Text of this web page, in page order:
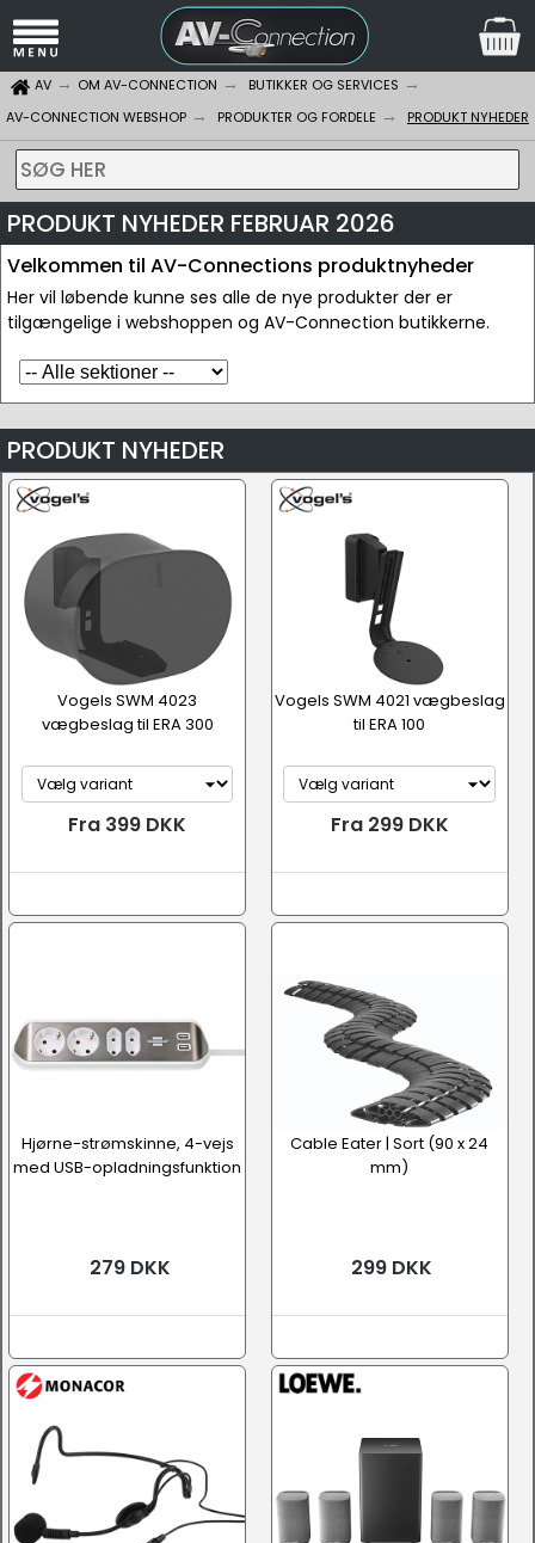
AV OM AV-CONNECTION
BUTIKKER OG SERVICES
AV-CONNECTION WEBSHOP
PRODUKTER OG FORDELE PRODUKT NYHEDER
SØG HER
PRODUKT NYHEDER FEBRUAR 2026
Velkommen til AV-Connections produktnyheder
Her vil løbende kunne ses alle de nye produkter der er
tilgængelige i webshoppen og AV-Connection butikkerne.
PRODUKT NYHEDER
Vogels SWM 4023
vægbeslag til ERA 300
Fra 399 DKK
Vogels SWM 4021 vægbeslag
til ERA 100
Fra 299 DKK
Hjørne-strømskinne, 4-vejs
med USB-opladningsfunktion
279 DKK
Cable Eater | Sort (90 x 24
mm)
299 DKK